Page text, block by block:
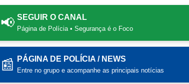
📢 SEGUIR O CANAL
Página de Polícia • Segurança é o Foco
📰 PÁGINA DE POLÍCIA / NEWS
Entre no grupo e acompanhe as principais notícias